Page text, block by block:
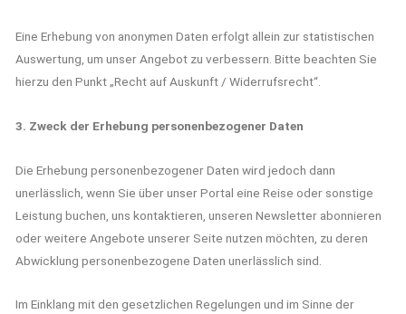
Eine Erhebung von anonymen Daten erfolgt allein zur statistischen
Auswertung, um unser Angebot zu verbessern. Bitte beachten Sie
hierzu den Punkt „Recht auf Auskunft / Widerrufsrecht“.
3. Zweck der Erhebung personenbezogener Daten
Die Erhebung personenbezogener Daten wird jedoch dann
unerlässlich, wenn Sie über unser Portal eine Reise oder sonstige
Leistung buchen, uns kontaktieren, unseren Newsletter abonnieren
oder weitere Angebote unserer Seite nutzen möchten, zu deren
Abwicklung personenbezogene Daten unerlässlich sind.
Im Einklang mit den gesetzlichen Regelungen und im Sinne der